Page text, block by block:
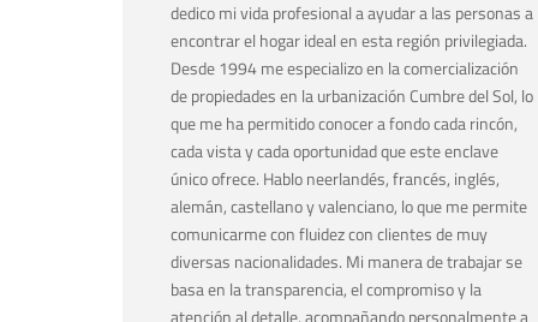
dedico mi vida profesional a ayudar a las personas a
encontrar el hogar ideal en esta región privilegiada.
Desde 1994 me especializo en la comercialización
de propiedades en la urbanización Cumbre del Sol, lo
que me ha permitido conocer a fondo cada rincón,
cada vista y cada oportunidad que este enclave
único ofrece. Hablo neerlandés, francés, inglés,
alemán, castellano y valenciano, lo que me permite
comunicarme con fluidez con clientes de muy
diversas nacionalidades. Mi manera de trabajar se
basa en la transparencia, el compromiso y la
atención al detalle, acompañando personalmente a